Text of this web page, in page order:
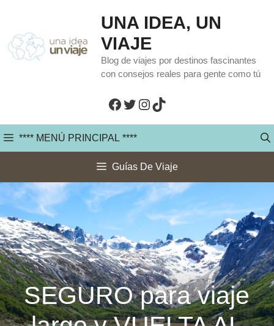
contenido
UNA IDEA, UN
VIAJE
Blog de viajes por destinos fascinantes
con consejos reales para gente como tú
Facebook
Twitter
Instagram
TikTok
**** MENÚ PRINCIPAL ****
Guías De Viaje
SEGURO para viaje